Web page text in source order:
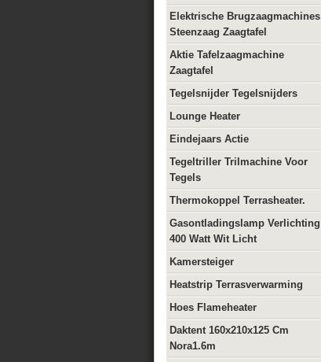
Elektrische Brugzaagmachines
Steenzaag Zaagtafel
Aktie Tafelzaagmachine
Zaagtafel
Tegelsnijder Tegelsnijders
Lounge Heater
Eindejaars Actie
Tegeltriller Trilmachine Voor
Tegels
Thermokoppel Terrasheater.
Gasontladingslamp Verlichting
400 Watt Wit Licht
Kamersteiger
Heatstrip Terrasverwarming
Hoes Flameheater
Daktent 160x210x125 Cm
Nora1.6m